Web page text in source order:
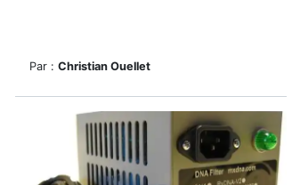
Par : Christian Ouellet